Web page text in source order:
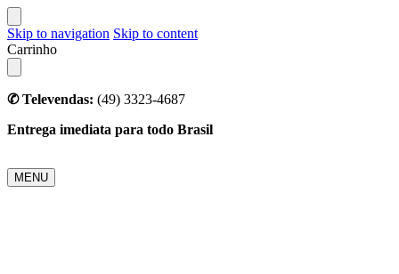
Skip to navigation Skip to content
Carrinho
✆ Televendas: (49) 3323-4687
Entrega imediata para todo Brasil
MENU